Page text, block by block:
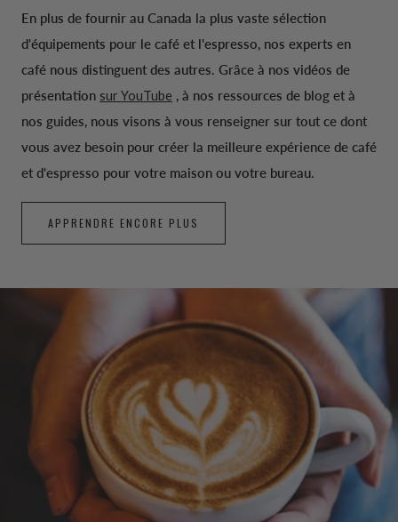
En plus de fournir au Canada la plus vaste sélection
d'équipements pour le café et l'espresso, nos experts en
café nous distinguent des autres. Grâce à nos vidéos de
présentation sur YouTube , à nos ressources de blog et à
nos guides, nous visons à vous renseigner sur tout ce dont
vous avez besoin pour créer la meilleure expérience de café
et d'espresso pour votre maison ou votre bureau.
APPRENDRE ENCORE PLUS